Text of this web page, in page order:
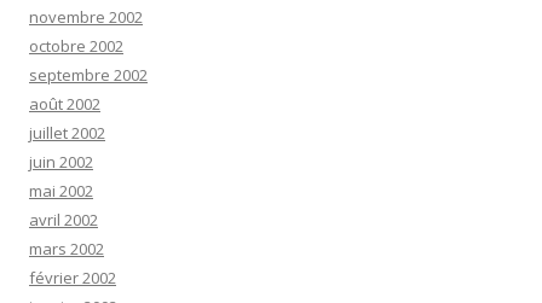
novembre 2002
octobre 2002
septembre 2002
août 2002
juillet 2002
juin 2002
mai 2002
avril 2002
mars 2002
février 2002